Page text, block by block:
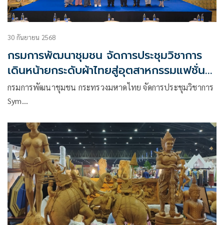
30 กันยายน 2568
กรมการพัฒนาชุมชน จัดการประชุมวิชาการ
เดินหน้ายกระดับผ้าไทยสู่อุตสาหกรรมแฟชั่น
ระดับสากล
กรมการพัฒนาชุมชน กระทรวงมหาดไทย จัดการประชุมวิชาการ
Sym…